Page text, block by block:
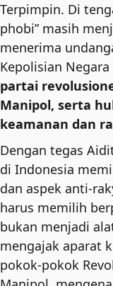
Terpimpin. Di
phobi” masih
menerima
Kepolisian
partai
Manipol, serta
keamanan dan
Dengan tegas
di Indonesia
dan aspek anti-
harus memilih
bukan menjadi
mengajak aparat
pokok-pokok